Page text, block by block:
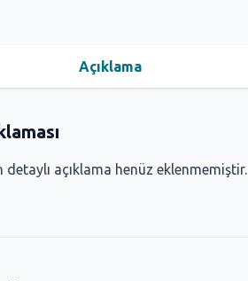
Açıklama
detaylı açıklama henüz eklenmemiştir.